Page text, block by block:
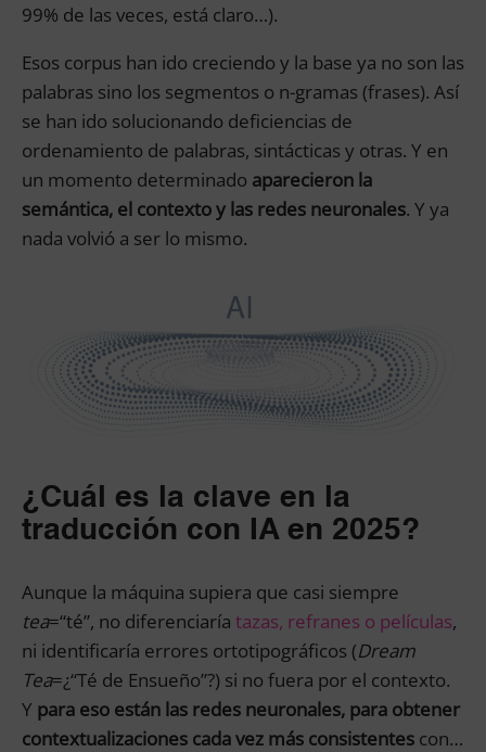
99% de las veces, está claro…).
Esos corpus han ido creciendo y la base ya no son las
palabras sino los segmentos o n-gramas (frases). Así
se han ido solucionando deficiencias de
ordenamiento de palabras, sintácticas y otras. Y en
un momento determinado aparecieron la
semántica, el contexto y las redes neuronales. Y ya
nada volvió a ser lo mismo.
¿Cuál es la clave en la
traducción con IA en 2025?
Aunque la máquina supiera que casi siempre
tea=“té”, no diferenciaría tazas, refranes o películas,
ni identificaría errores ortotipográficos (Dream
Tea=¿“Té de Ensueño”?) si no fuera por el contexto.
Y para eso están las redes neuronales, para obtener
contextualizaciones cada vez más consistentes con…